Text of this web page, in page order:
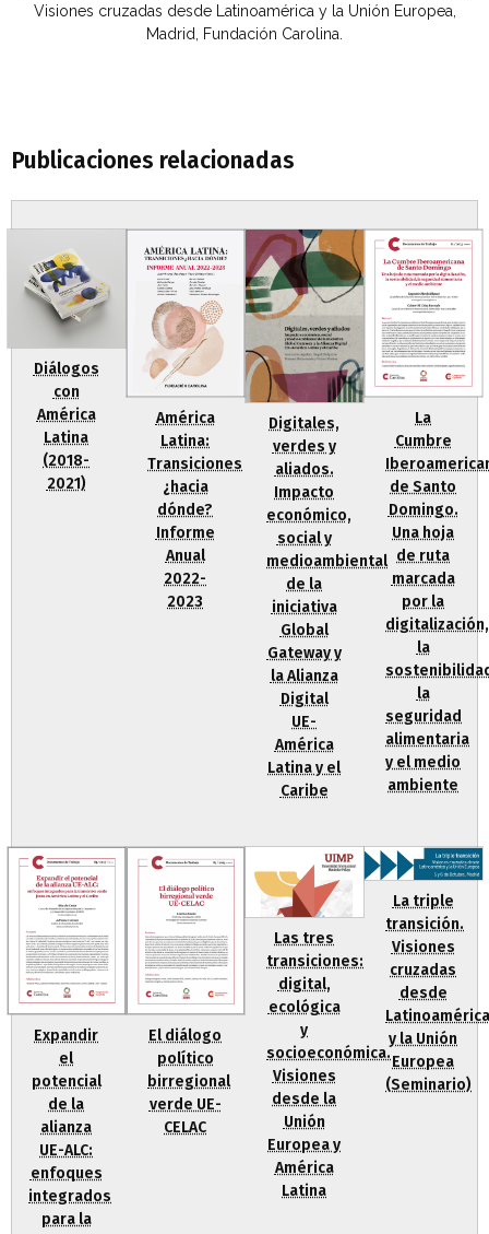
Visiones cruzadas desde Latinoamérica y la Unión Europea,
Madrid, Fundación Carolina.
Publicaciones relacionadas
Diálogos
con
América
Latina
(2018-
2021)
América
Latina:
Transiciones
¿hacia
dónde?
Informe
Anual
2022-
2023
Digitales,
verdes y
aliados.
Impacto
económico,
social y
medioambiental
de la
iniciativa
Global
Gateway y
la Alianza
Digital
UE-
América
Latina y el
Caribe
La
Cumbre
de Santo
Domingo.
Una hoja
de ruta
marcada
por la
digitalización,
la
la
seguridad
alimentaria
y el medio
ambiente
Expandir
el
potencial
de la
alianza
UE-ALC:
enfoques
integrados
para la
El diálogo
político
birregional
verde UE-
CELAC
Las tres
transiciones:
digital,
ecológica
y
socioeconómica.
Visiones
desde la
Unión
Europea y
América
Latina
La triple
transición.
Visiones
cruzadas
desde
Latinoamérica
y la Unión
Europea
(Seminario)